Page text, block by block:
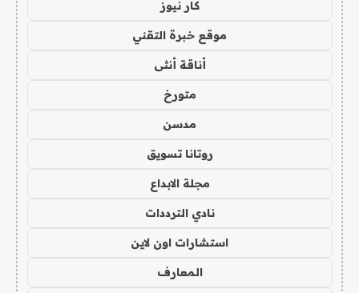
كار نيوز
موقع خبرة التقني
أناقة أنثى
متورخ
مدسن
روتانا تسويق
مجلة الابداع
نادي الترددات
استشارات اون لاين
المعارف